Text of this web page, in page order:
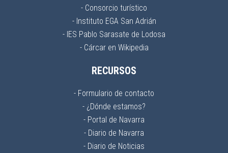
- Consorcio turístico
- Instituto EGA San Adrián
- IES Pablo Sarasate de Lodosa
- Cárcar en Wikipedia
RECURSOS
- Formulario de contacto
- ¿Dónde estamos?
- Portal de Navarra
- Diario de Navarra
- Diario de Noticias